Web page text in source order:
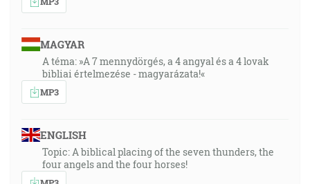
MAGYAR
A téma: »A 7 mennydörgés, a 4 angyal és a 4 lovak
bibliai értelmezése - magyarázata!«
MP3
ENGLISH
Topic: A biblical placing of the seven thunders, the
four angels and the four horses!